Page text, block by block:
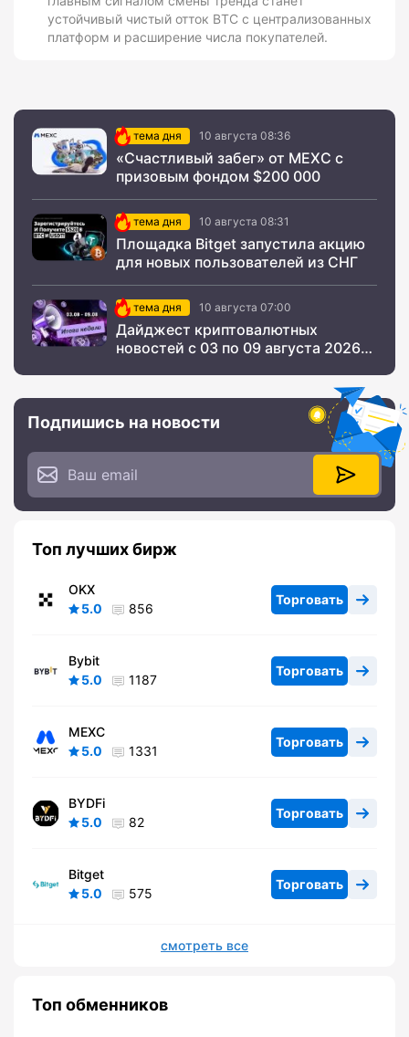
устойчивый чистый отток BTC с централизованных
платформ и расширение числа покупателей.
тема дня 10 августа 08:36
«Счастливый забег» от MEXC с
призовым фондом $200 000
тема дня 10 августа 08:31
Площадка Bitget запустила акцию
для новых пользователей из СНГ
тема дня 10 августа 07:00
Дайджест криптовалютных
новостей с 03 по 09 августа 2026
Подпишись на новости
Топ лучших бирж
OKX
5.0
856
Торговать
Bybit
5.0
1187
Торговать
MEXC
5.0
1331
Торговать
BYDFi
5.0
82
Торговать
Bitget
5.0
575
Торговать
смотреть все
Топ обменников